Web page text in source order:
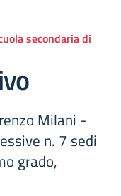
secondaria di
Milani -
n. 7 sedi
grado,